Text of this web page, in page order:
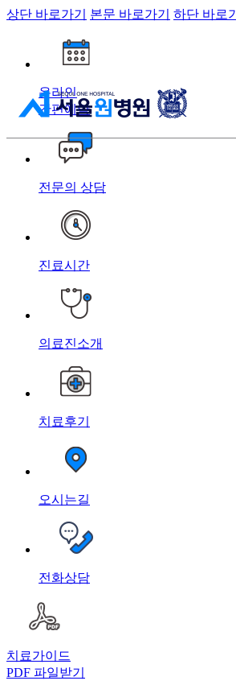
상단 바로가기 본문 바로가기 하단 바로
온라인
간편예약
전문의 상담
진료시간
의료진소개
치료후기
오시는길
전화상담
치료가이드
PDF 파일받기